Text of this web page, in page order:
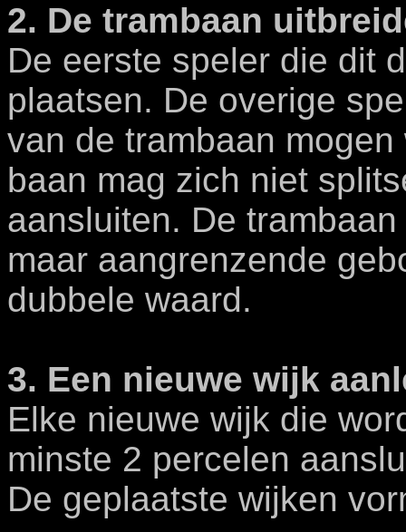
2. De trambaan
De eerste speler die dit
plaatsen. De overige
van de trambaan
baan mag zich niet
aansluiten. De
maar aangrenzende
dubbele waard.
3. Een nieuwe wijk
Elke nieuwe wijk die
minste 2 percelen
De geplaatste wijken